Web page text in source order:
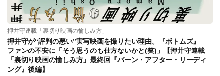
押井守連載「裏切り映画の愉しみ方」
押井守が“評判の悪い”実写映画を撮りたい理由。『ボトムズ』
ファンの不安に「そう思うのも仕方ないかと(笑)」【押井守連載
「裏切り映画の愉しみ方」最終回『バーン・アフター・リーディ
ング』後編】